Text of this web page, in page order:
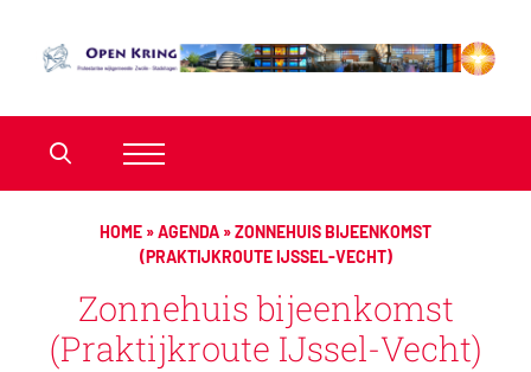
HOME »AGENDA »ZONNEHUIS BIJEENKOMST
(PRAKTIJKROUTE IJSSEL-VECHT)
Zonnehuis bijeenkomst
(Praktijkroute IJssel-Vecht)